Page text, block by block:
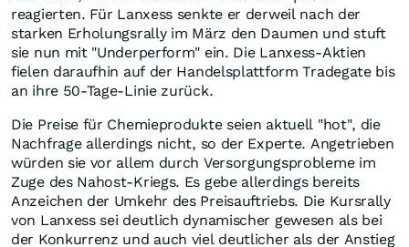
reagierten. Für Lanxess senkte er derweil nach der
starken Erholungsrally im März den Daumen und stuft
sie nun mit "Underperform" ein. Die Lanxess-Aktien
fielen daraufhin auf der Handelsplattform Tradegate bis
an ihre 50-Tage-Linie zurück.
Die Preise für Chemieprodukte seien aktuell "hot", die
Nachfrage allerdings nicht, so der Experte. Angetrieben
würden sie vor allem durch Versorgungsprobleme im
Zuge des Nahost-Kriegs. Es gebe allerdings bereits
Anzeichen der Umkehr des Preisauftriebs. Die Kursrally
von Lanxess sei deutlich dynamischer gewesen als bei
der Konkurrenz und auch viel deutlicher als der Anstieg